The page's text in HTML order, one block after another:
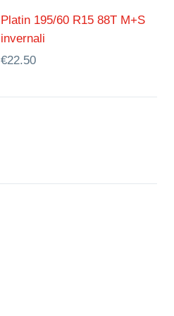
Platin 195/60 R15 88T M+S
invernali
€22.50